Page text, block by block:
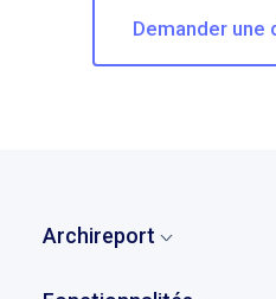
Demander une
Archireport